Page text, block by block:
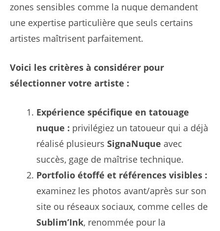
zones sensibles comme la nuque demandent
une expertise particulière que seuls certains
artistes maîtrisent parfaitement.
Voici les critères à considérer pour
sélectionner votre artiste :
Expérience spécifique en tatouage
nuque : privilégiez un tatoueur qui a déjà
réalisé plusieurs SignaNuque avec
succès, gage de maîtrise technique.
Portfolio étoffé et références visibles :
examinez les photos avant/après sur son
site ou réseaux sociaux, comme celles de
Sublim’Ink, renommée pour la